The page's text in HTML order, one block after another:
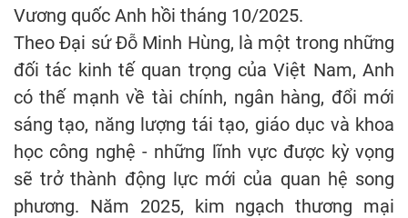
Vương quốc Anh hồi tháng 10/2025.
Theo Đại sứ Đỗ Minh Hùng, là một trong những
đối tác kinh tế quan trọng của Việt Nam, Anh
có thế mạnh về tài chính, ngân hàng, đổi mới
sáng tạo, năng lượng tái tạo, giáo dục và khoa
học công nghệ - những lĩnh vực được kỳ vọng
sẽ trở thành động lực mới của quan hệ song
phương. Năm 2025, kim ngạch thương mại